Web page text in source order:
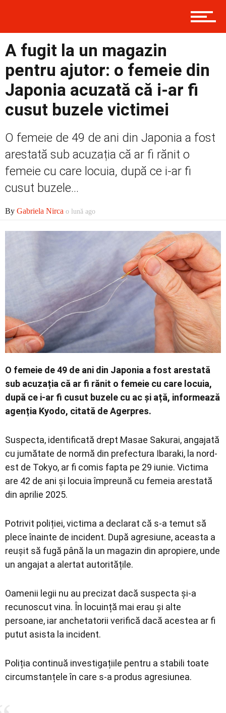
Prima
Social
A fugit la un magazin
pentru ajutor: o femeie din
Japonia acuzată că i-ar fi
cusut buzele victimei
O femeie de 49 de ani din Japonia a fost
arestată sub acuzația că ar fi rănit o
femeie cu care locuia, după ce i-ar fi
cusut buzele...
By Gabriela Nirca o lună ago
O femeie de 49 de ani din Japonia a fost arestată
sub acuzația că ar fi rănit o femeie cu care locuia,
după ce i-ar fi cusut buzele cu ac și ață, informează
agenția Kyodo, citată de Agerpres.
Suspecta, identificată drept Masae Sakurai, angajată
cu jumătate de normă din prefectura Ibaraki, la nord-
est de Tokyo, ar fi comis fapta pe 29 iunie. Victima
are 42 de ani și locuia împreună cu femeia arestată
din aprilie 2025.
Potrivit poliției, victima a declarat că s-a temut să
plece înainte de incident. După agresiune, aceasta a
reușit să fugă până la un magazin din apropiere, unde
un angajat a alertat autoritățile.
Oamenii legii nu au precizat dacă suspecta și-a
recunoscut vina. În locuință mai erau și alte
persoane, iar anchetatorii verifică dacă acestea ar fi
putut asista la incident.
Poliția continuă investigațiile pentru a stabili toate
circumstanțele în care s-a produs agresiunea.